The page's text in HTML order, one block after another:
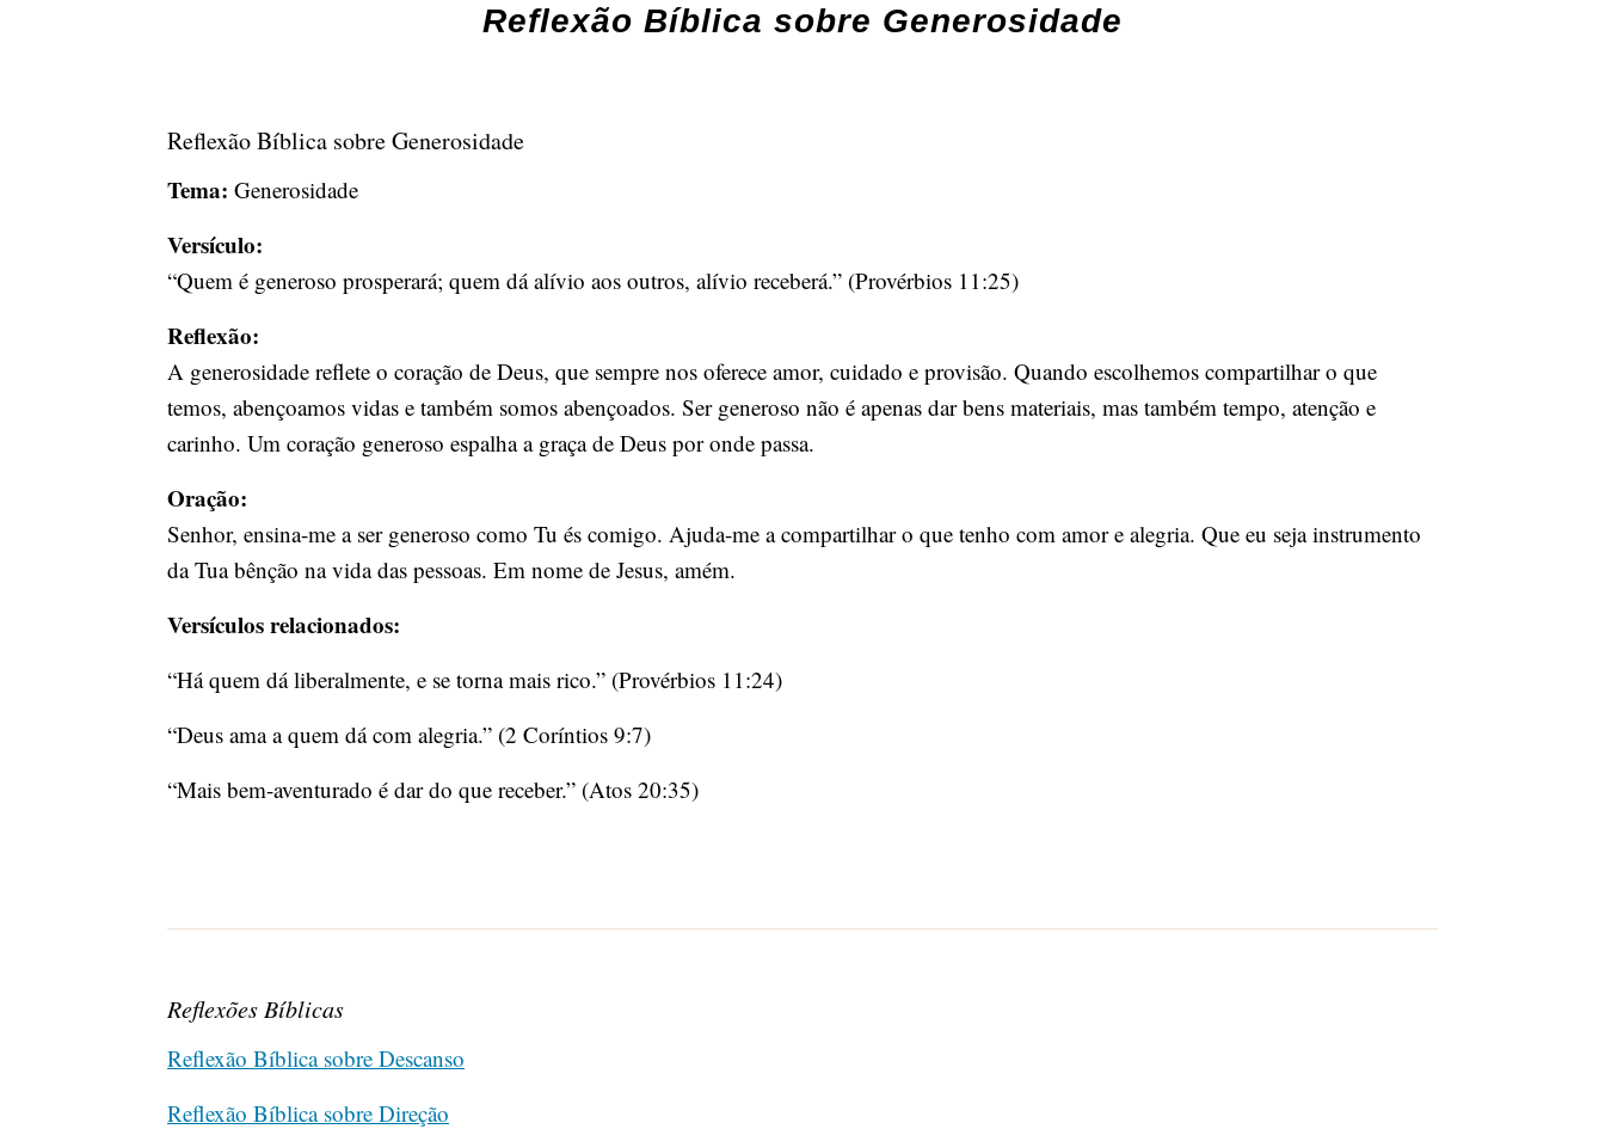
Reflexão Bíblica sobre Generosidade
Reflexão Bíblica sobre Generosidade
Tema: Generosidade
Versículo:
“Quem é generoso prosperará; quem dá alívio aos outros, alívio receberá.” (Provérbios 11:25)
Reflexão:
A generosidade reflete o coração de Deus, que sempre nos oferece amor, cuidado e provisão. Quando escolhemos compartilhar o que
temos, abençoamos vidas e também somos abençoados. Ser generoso não é apenas dar bens materiais, mas também tempo, atenção e
carinho. Um coração generoso espalha a graça de Deus por onde passa.
Oração:
Senhor, ensina-me a ser generoso como Tu és comigo. Ajuda-me a compartilhar o que tenho com amor e alegria. Que eu seja instrumento
da Tua bênção na vida das pessoas. Em nome de Jesus, amém.
Versículos relacionados:
“Há quem dá liberalmente, e se torna mais rico.” (Provérbios 11:24)
“Deus ama a quem dá com alegria.” (2 Coríntios 9:7)
“Mais bem-aventurado é dar do que receber.” (Atos 20:35)
Reflexões Bíblicas
Reflexão Bíblica sobre Descanso
Reflexão Bíblica sobre Direção